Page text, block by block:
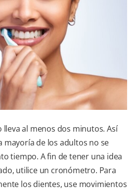
lleva al menos dos minutos. Así
mayoría de los adultos no se
tiempo. A fin de tener una idea
utilice un cronómetro. Para
los dientes, use movimientos